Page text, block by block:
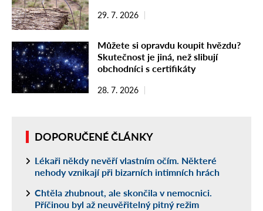
29. 7. 2026
Můžete si opravdu koupit hvězdu?
Skutečnost je jiná, než slibují
obchodníci s certifikáty
28. 7. 2026
DOPORUČENÉ ČLÁNKY
Lékaři někdy nevěří vlastním očím. Některé
nehody vznikají při bizarních intimních hrách
Chtěla zhubnout, ale skončila v nemocnici.
Příčinou byl až neuvěřitelný pitný režim